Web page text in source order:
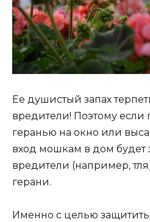
Ее душистый запах
вредители! Поэтому если
геранью на окно или
вход мошкам в дом будет
вредители (например,
герани.
Именно с целью